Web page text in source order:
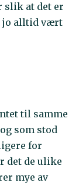
slik at det er
jo alltid vært
til samme
som stod
for
det de ulike
mye av